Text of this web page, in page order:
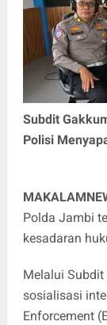
Subdit
Polisi
Polda Jambi
kesadaran
Melalui
sosialisasi
Enforcement